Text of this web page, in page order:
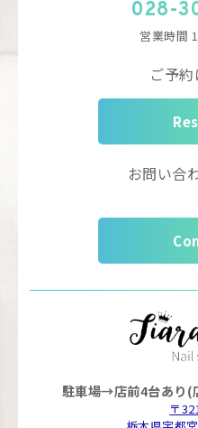
028-
営業時間
ご予
お問い合
駐車場→店前4台あり(
〒